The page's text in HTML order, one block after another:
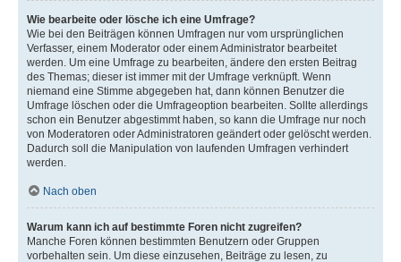
Wie bearbeite oder lösche ich eine Umfrage?
Wie bei den Beiträgen können Umfragen nur vom ursprünglichen
Verfasser, einem Moderator oder einem Administrator bearbeitet
werden. Um eine Umfrage zu bearbeiten, ändere den ersten Beitrag
des Themas; dieser ist immer mit der Umfrage verknüpft. Wenn
niemand eine Stimme abgegeben hat, dann können Benutzer die
Umfrage löschen oder die Umfrageoption bearbeiten. Sollte allerdings
schon ein Benutzer abgestimmt haben, so kann die Umfrage nur noch
von Moderatoren oder Administratoren geändert oder gelöscht werden.
Dadurch soll die Manipulation von laufenden Umfragen verhindert
werden.
Nach oben
Warum kann ich auf bestimmte Foren nicht zugreifen?
Manche Foren können bestimmten Benutzern oder Gruppen
vorbehalten sein. Um diese einzusehen, Beiträge zu lesen, zu